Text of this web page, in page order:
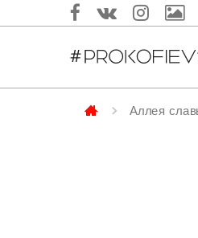
Аллея